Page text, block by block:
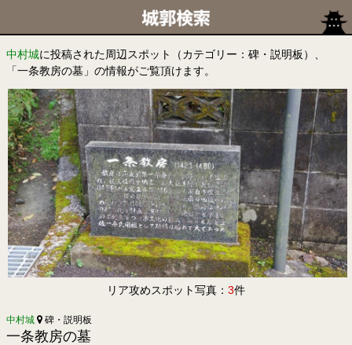
中村城に投稿された周辺スポット（カテゴリー：碑・説明板）、
「一条教房の墓」の情報がご覧頂けます。
リア攻めスポット写真： 3件
中村城 碑・説明板
一条教房の墓